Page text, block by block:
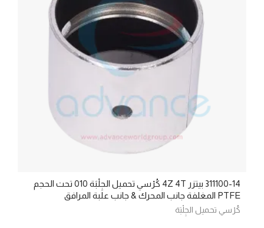
311100-14 بيتزر 4Z 4T كُرْسي تحميل الجِلْبَة 010 تحت الحجم
PTFE المغلفة جانب المحرك & جانب علبة المرافق
كُرْسي تحميل الجِلْبَة